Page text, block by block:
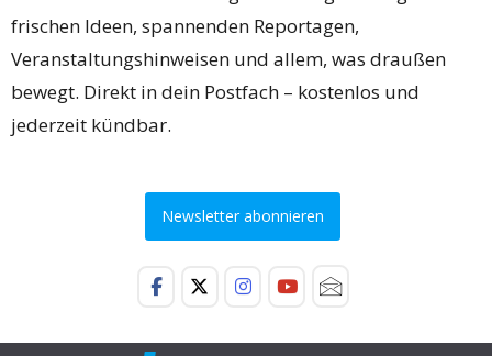
frischen Ideen, spannenden Reportagen,
Veranstaltungshinweisen und allem, was draußen
bewegt. Direkt in dein Postfach – kostenlos und
jederzeit kündbar.
Newsletter abonnieren